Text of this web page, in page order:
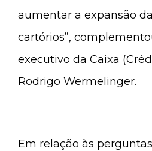
aumentar a expansão
cartórios”,
executivo da Caixa
Rodrigo Wermelinger.
Em relação às